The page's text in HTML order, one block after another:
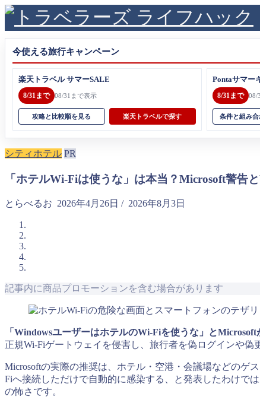
今使える旅行キャンペーン
楽天トラベル サマーSALE
8/31まで 08/31まで表示
攻略と比較順を見る 楽天トラベルで探す
Pontaサマー
8/31まで 08/
条件と組み
シティホテル PR
「ホテルWi-Fiは使うな」は本当？Microsoft警告
とらべるお 2026年4月26日 / 2026年8月3日
記事内に商品プロモーションを含む場合があります
「WindowsユーザーはホテルのWi-Fiを使うな」とMicrosoft
正規Wi-Fiゲートウェイを侵害し、旅行者を偽ログインや偽
Microsoftの実際の推奨は、ホテル・空港・会議場などのゲ
Fiへ接続しただけで自動的に感染する、と発表したわけで
の怖さです。